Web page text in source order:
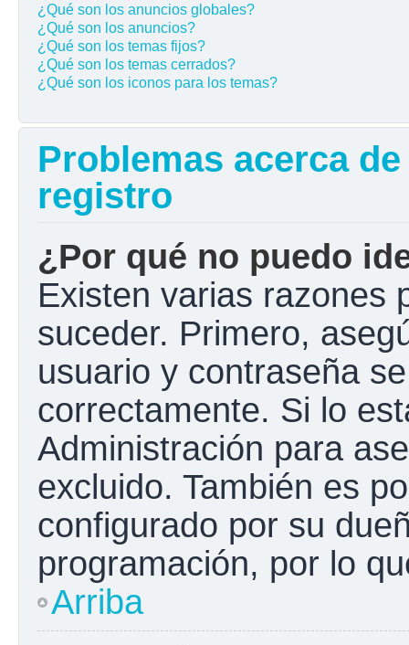
¿Qué son los anuncios globales?
¿Qué son los anuncios?
¿Qué son los temas fijos?
¿Qué son los temas cerrados?
¿Qué son los iconos para los temas?
Problemas acerca
registro
¿Por qué no puedo
Existen varias razones
suceder. Primero,
usuario y contraseña
correctamente. Si lo
Administración para
excluido. También es
configurado por su
programación, por lo
Arriba